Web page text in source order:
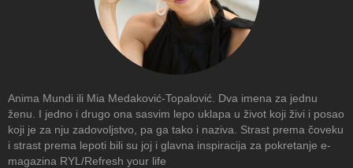
Anima Mundi ili Mia Medaković-Topalović. Dva imena za jednu
ženu. I jedno i drugo ona sasvim lepo uklapa u život koji živi i posao
koji je za nju zadovoljstvo, pa ga tako i naziva. Strast prema čoveku
i strast prema lepoti bili su joj i glavna inspiracija za pokretanje e-
magazina RYL/Refresh your life